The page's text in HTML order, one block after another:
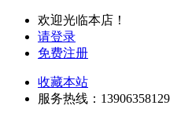
欢迎光临本店！
请登录
免费注册
收藏本站
服务热线：13906358129